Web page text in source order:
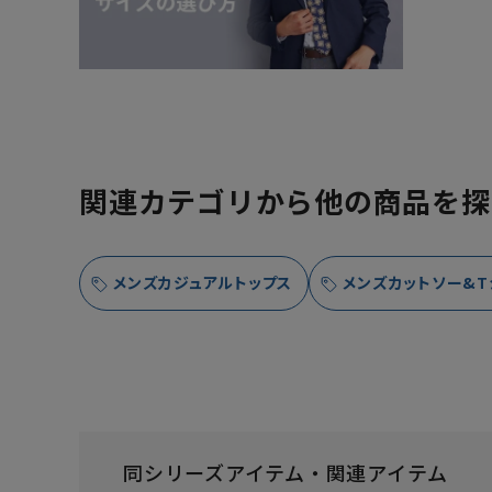
関連カテゴリから他の商品を
メンズカジュアルトップス メンズカットソー&T
同シリーズアイテム・関連アイテム